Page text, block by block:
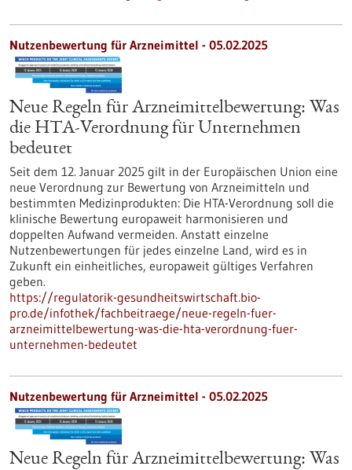
Nutzenbewertung für Arzneimittel - 05.02.2025
Neue Regeln für Arzneimittelbewertung: Was
die HTA-Verordnung für Unternehmen
bedeutet
Seit dem 12. Januar 2025 gilt in der Europäischen Union eine
neue Verordnung zur Bewertung von Arzneimitteln und
bestimmten Medizinprodukten: Die HTA-Verordnung soll die
klinische Bewertung europaweit harmonisieren und
doppelten Aufwand vermeiden. Anstatt einzelne
Nutzenbewertungen für jedes einzelne Land, wird es in
Zukunft ein einheitliches, europaweit gültiges Verfahren
geben.
https://regulatorik-gesundheitswirtschaft.bio-
pro.de/infothek/fachbeitraege/neue-regeln-fuer-
arzneimittelbewertung-was-die-hta-verordnung-fuer-
unternehmen-bedeutet
Nutzenbewertung für Arzneimittel - 05.02.2025
Neue Regeln für Arzneimittelbewertung: Was